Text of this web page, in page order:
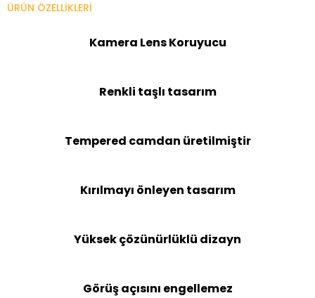
ÜRÜN ÖZELLIKLERI
Kamera Lens Koruyucu
Renkli taşlı tasarım
Tempered camdan üretilmiştir
Kırılmayı önleyen tasarım
Yüksek çözünürlüklü dizayn
Görüş açısını engellemez